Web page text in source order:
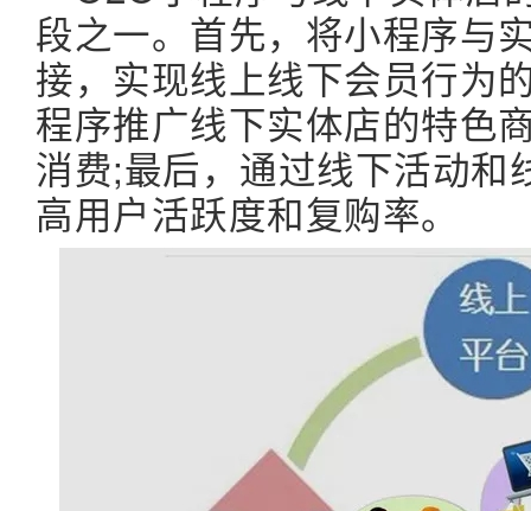
段之一。首先，将小程序与
接，实现线上线下会员行为
程序推广线下实体店的特色
消费;最后，通过线下活动和
高用户活跃度和复购率。